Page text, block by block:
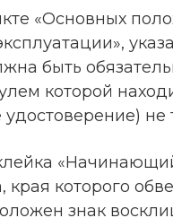
«Основных
быть
которой
удостоверение)
края которого
знак